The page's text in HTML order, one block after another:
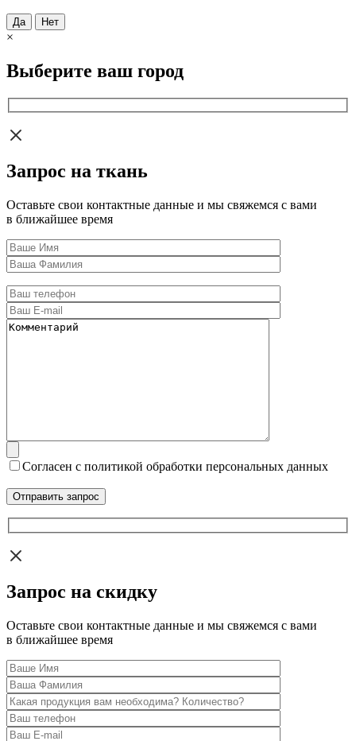
Да Нет
×
Выберите ваш город
Запрос на ткань
Оставьте свои контактные данные и мы свяжемся с вами
в ближайшее время
Согласен с политикой обработки персональных данных
Запрос на скидку
Оставьте свои контактные данные и мы свяжемся с вами
в ближайшее время